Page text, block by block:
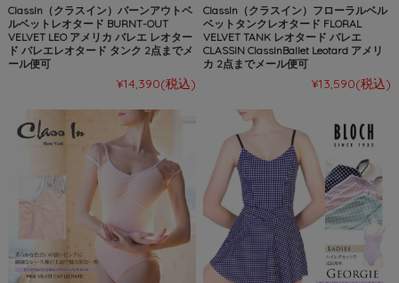
ClassIn（クラスイン）バーンアウトベ
ルベットレオタード BURNT-OUT
VELVET LEO アメリカ バレエ レオター
ド バレエレオタード タンク 2点までメ
ール便可
¥14,390(税込)
ClassIn（クラスイン）フローラルベル
ベットタンクレオタード FLORAL
VELVET TANK レオタード バレエ
CLASSIN ClassInBallet Leotard アメリ
カ 2点までメール便可
¥13,590(税込)